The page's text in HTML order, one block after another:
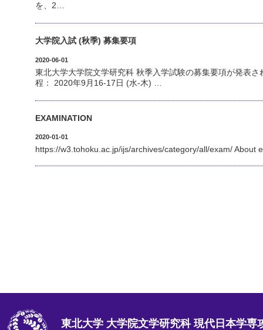
を、2…
大学院入試 (秋季) 募集要項
2020-06-01
東北大学大学院文学研究科 秋季入学試験の募集要項が発表
程： 2020年9月16-17日 (水-木) …
EXAMINATION
2020-01-01
https://w3.tohoku.ac.jp/ijs/archives/category/all/exam/ About
東北大学 大学院文学研究科 現代日本学専